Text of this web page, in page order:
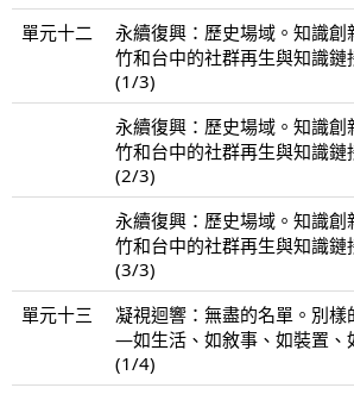
單元十二
永續復興：歷史場域。知識創
竹和台中的社群再生與知識鏈
(1/3)
永續復興：歷史場域。知識創
竹和台中的社群再生與知識鏈
(2/3)
永續復興：歷史場域。知識創
竹和台中的社群再生與知識鏈
(3/3)
單元十三
凝視迴響：無盡的名單。別樣
—如生活、如敘事、如裝置、
(1/4)